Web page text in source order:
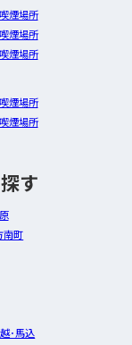
煙場所
煙場所
煙場所
煙場所
煙場所
す
南町
･馬込